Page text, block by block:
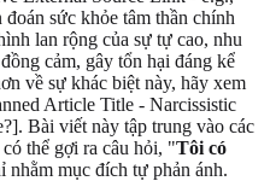
sức khỏe tâm thần chính
lan rộng của sự tự cao, nhu
cảm, gây tổn hại đáng kể
về sự khác biệt này, hãy xem
Article Title - Narcissistic
Bài viết này tập trung vào các
thể gợi ra câu hỏi, "Tôi có
nhằm mục đích tự phản ánh.